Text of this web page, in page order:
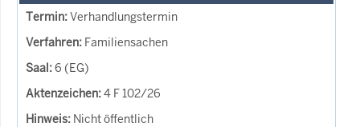
Verhandlungstermin
Familiensachen
6 (EG)
4 F 102/26
Nicht öffentlich